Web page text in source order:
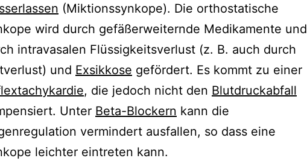
(Miktionssynkope). Die orthostatische
wird durch gefäßerweiternde Medikamente und
intravasalen Flüssigkeitsverlust (z. B. auch durch
und Exsikkose gefördert. Es kommt zu einer
, die jedoch nicht den Blutdruckabfall
Unter Beta-Blockern kann die
vermindert ausfallen, so dass eine
leichter eintreten kann.